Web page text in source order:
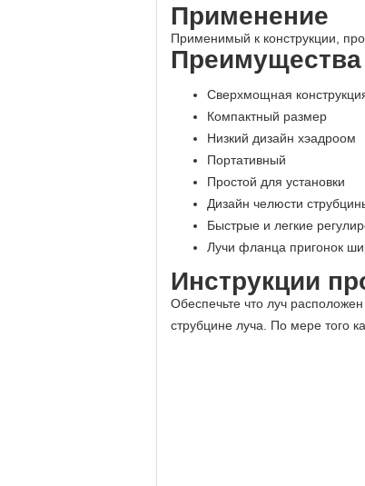
Применение
Применимый к конструкции,
Преимущества
Сверхмощная
Компактный размер
Низкий дизайн хэадроом
Портативный
Простой для установки
Дизайн челюсти
Быстрые и легкие
Лучи фланца пригонок
Инструкции
Обеспечьте что луч
струбцине луча. По мере того